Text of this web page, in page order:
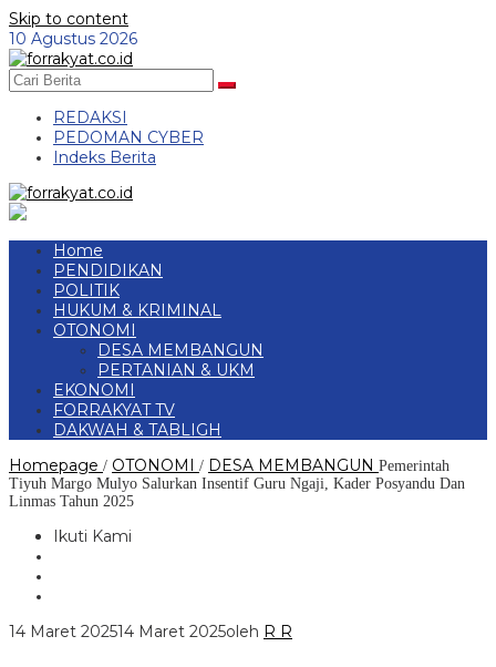
Skip to content
10 Agustus 2026
REDAKSI
PEDOMAN CYBER
Indeks Berita
Home
PENDIDIKAN
POLITIK
HUKUM & KRIMINAL
OTONOMI
DESA MEMBANGUN
PERTANIAN & UKM
EKONOMI
FORRAKYAT TV
DAKWAH & TABLIGH
Homepage / OTONOMI / DESA MEMBANGUN Pemerintah
Tiyuh Margo Mulyo Salurkan Insentif Guru Ngaji, Kader Posyandu Dan
Linmas Tahun 2025
Ikuti Kami
14 Maret 202514 Maret 2025oleh R R